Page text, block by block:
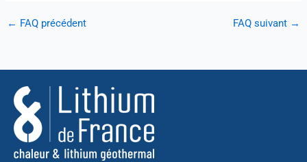
← FAQ précédent FAQ suivant →